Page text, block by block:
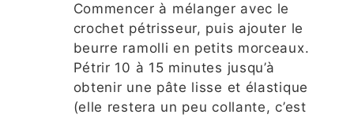
Commencer à mélanger avec le
crochet pétrisseur, puis ajouter le
beurre ramolli en petits morceaux.
Pétrir 10 à 15 minutes jusqu’à
obtenir une pâte lisse et élastique
(elle restera un peu collante, c’est